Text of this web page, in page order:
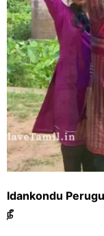
Idankondu
நீ